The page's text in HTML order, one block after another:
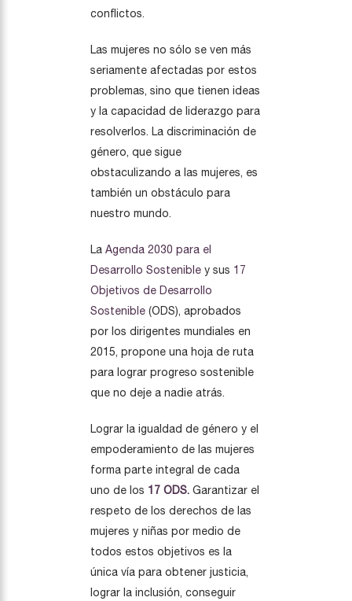
conflictos.
Las mujeres no sólo se ven más
seriamente afectadas por estos
problemas, sino que tienen ideas
y la capacidad de liderazgo para
resolverlos. La discriminación de
género, que sigue
obstaculizando a las mujeres, es
también un obstáculo para
nuestro mundo.
La Agenda 2030 para el
Desarrollo Sostenible y sus 17
Objetivos de Desarrollo
Sostenible (ODS), aprobados
por los dirigentes mundiales en
2015, propone una hoja de ruta
para lograr progreso sostenible
que no deje a nadie atrás.
Lograr la igualdad de género y el
empoderamiento de las mujeres
forma parte integral de cada
uno de los 17 ODS. Garantizar el
respeto de los derechos de las
mujeres y niñas por medio de
todos estos objetivos es la
única vía para obtener justicia,
lograr la inclusión, conseguir